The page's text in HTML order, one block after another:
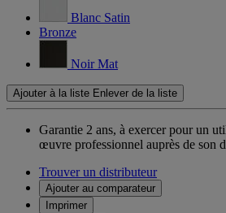
Blanc Satin
Bronze
Noir Mat
Ajouter à la liste Enlever de la liste
Garantie 2 ans, à exercer pour un
œuvre professionnel auprès de son
Trouver un distributeur
Ajouter au comparateur
Imprimer